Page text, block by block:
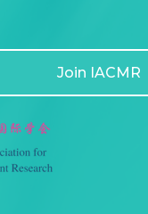
Join IACMR